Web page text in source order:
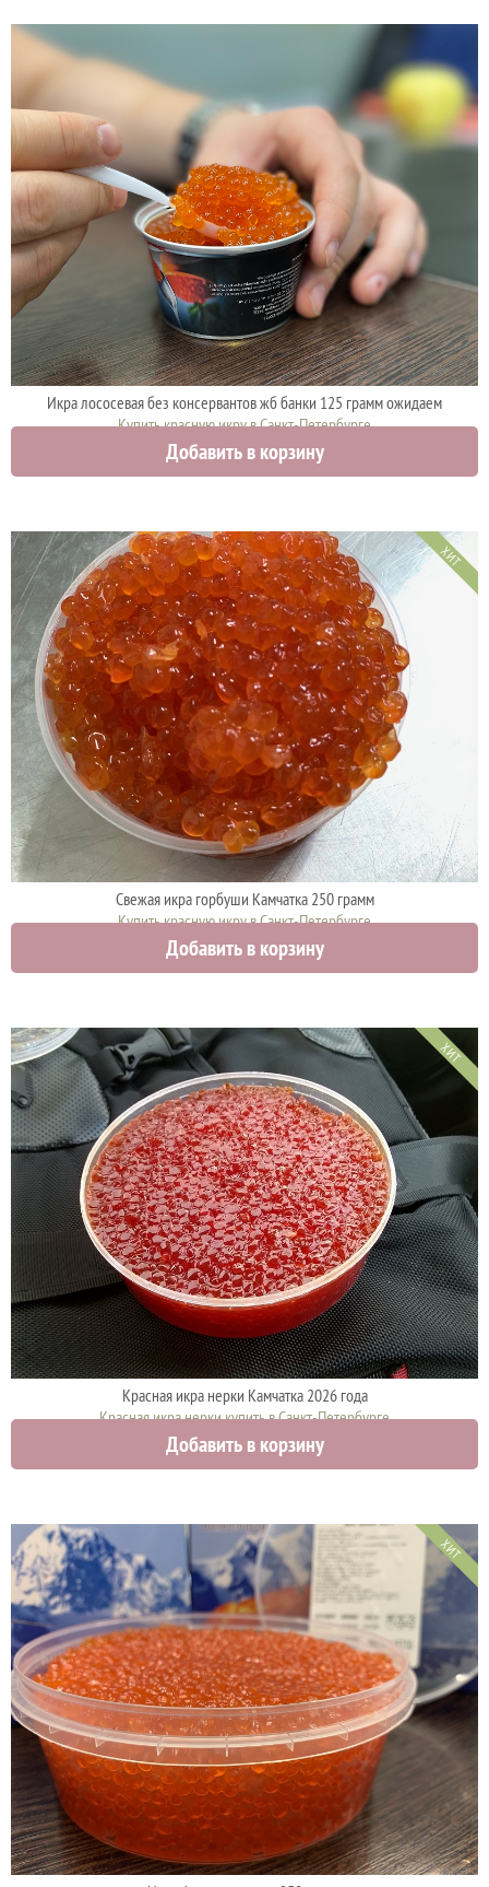
Икра лососевая без консервантов жб банки 125 грамм ожидаем
Купить красную икру в Санкт-Петербурге
1875 руб.
Добавить в корзину
ХИТ
Свежая икра горбуши Камчатка 250 грамм
Купить красную икру в Санкт-Петербурге
4425 руб.
Добавить в корзину
ХИТ
Красная икра нерки Камчатка 2026 года
Красная икра нерки купить в Санкт-Петербурге
3750 руб.
Добавить в корзину
ХИТ